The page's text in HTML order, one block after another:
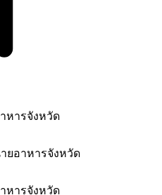
หารจังหวัด
ยอาหารจังหวัด
หารจังหวัด